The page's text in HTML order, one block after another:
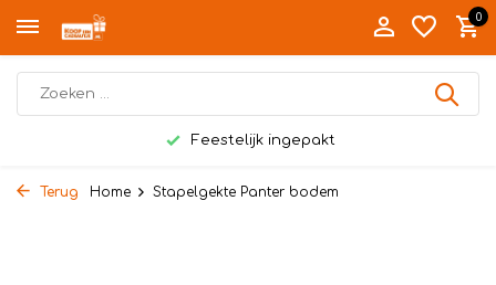
0
Feestelijk ingepakt
Terug Home Stapelgekte Panter bodem